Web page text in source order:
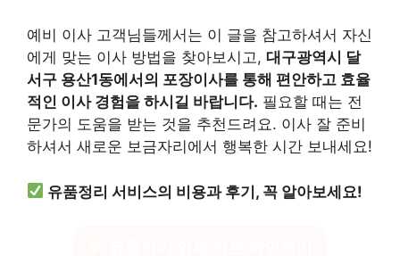
예비 이사 고객님들께서는 이 글을 참고하셔서 자신
에게 맞는 이사 방법을 찾아보시고, 대구광역시 달
서구 용산1동에서의 포장이사를 통해 편안하고 효율
적인 이사 경험을 하시길 바랍니다. 필요할 때는 전
문가의 도움을 받는 것을 추천드려요. 이사 잘 준비
하셔서 새로운 보금자리에서 행복한 시간 보내세요!
유품정리 서비스의 비용과 후기, 꼭 알아보세요!